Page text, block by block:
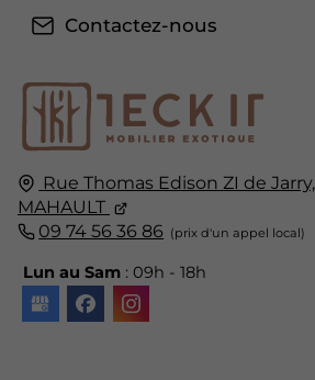
Rue Thomas Edison ZI de Jarry,
MAHAULT
09 74 56 36 86
Lun au Sam: 09h - 18h
Contactez-nous